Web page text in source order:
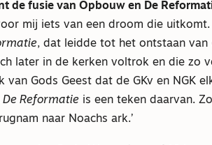
de fusie van Opbouw en De
mij iets van een droom die
, dat leidde tot het ontstaan van
later in de kerken voltrok en die zo
van Gods Geest dat de GKv en NGK
De Reformatie is een teken daarvan.
naar Noachs ark.’